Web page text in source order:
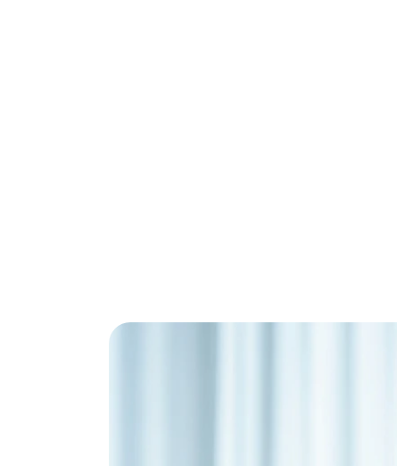
Zoek je de beste ventilator zonder
op een rij gezet. Ontdek snel welke het